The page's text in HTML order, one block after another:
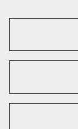
ottimale per
informazioni di
pertanto possono
Note legali